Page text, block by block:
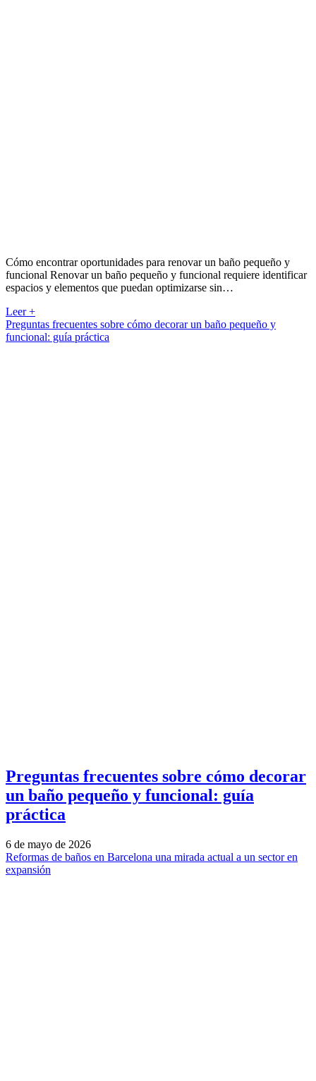
Cómo encontrar oportunidades para renovar un baño pequeño y
funcional Renovar un baño pequeño y funcional requiere identificar
espacios y elementos que puedan optimizarse sin…
Leer +Cómo
encontrar
oportunidades
Preguntas frecuentes sobre cómo decorar un baño pequeño y
funcional: guía práctica
Preguntas frecuentes sobre cómo decorar
un baño pequeño y funcional: guía
práctica
6 de mayo de 2026
Reformas de baños en Barcelona una mirada actual a un sector en
expansión